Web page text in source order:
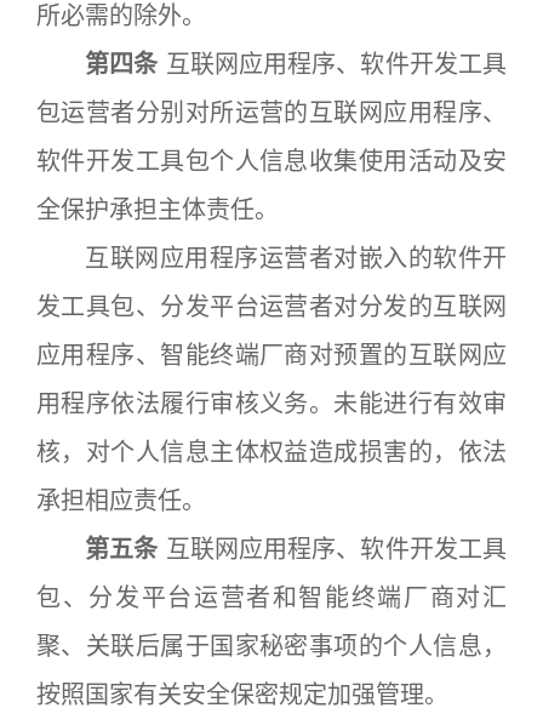
所必需的除外。
第四条 互联网应用程序、软件开发工具
包运营者分别对所运营的互联网应用程序、
软件开发工具包个人信息收集使用活动及安
全保护承担主体责任。
互联网应用程序运营者对嵌入的软件开
发工具包、分发平台运营者对分发的互联网
应用程序、智能终端厂商对预置的互联网应
用程序依法履行审核义务。未能进行有效审
核，对个人信息主体权益造成损害的，依法
承担相应责任。
第五条 互联网应用程序、软件开发工具
包、分发平台运营者和智能终端厂商对汇
聚、关联后属于国家秘密事项的个人信息，
按照国家有关安全保密规定加强管理。